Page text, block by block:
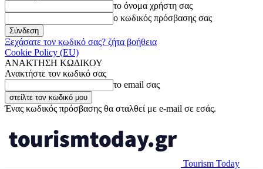
το όνομα χρήστη σας
ο κωδικός πρόσβασης σας
Ξεχάσατε τον κωδικό σας? ζήτα βοήθεια
Cookie Policy (EU)
ΑΝΑΚΤΗΣΗ ΚΩΔΙΚΟΥ
Ανακτήστε τον κωδικό σας
το email σας
Ένας κωδικός πρόσβασης θα σταλθεί με e-mail σε εσάς.
Tourism Today